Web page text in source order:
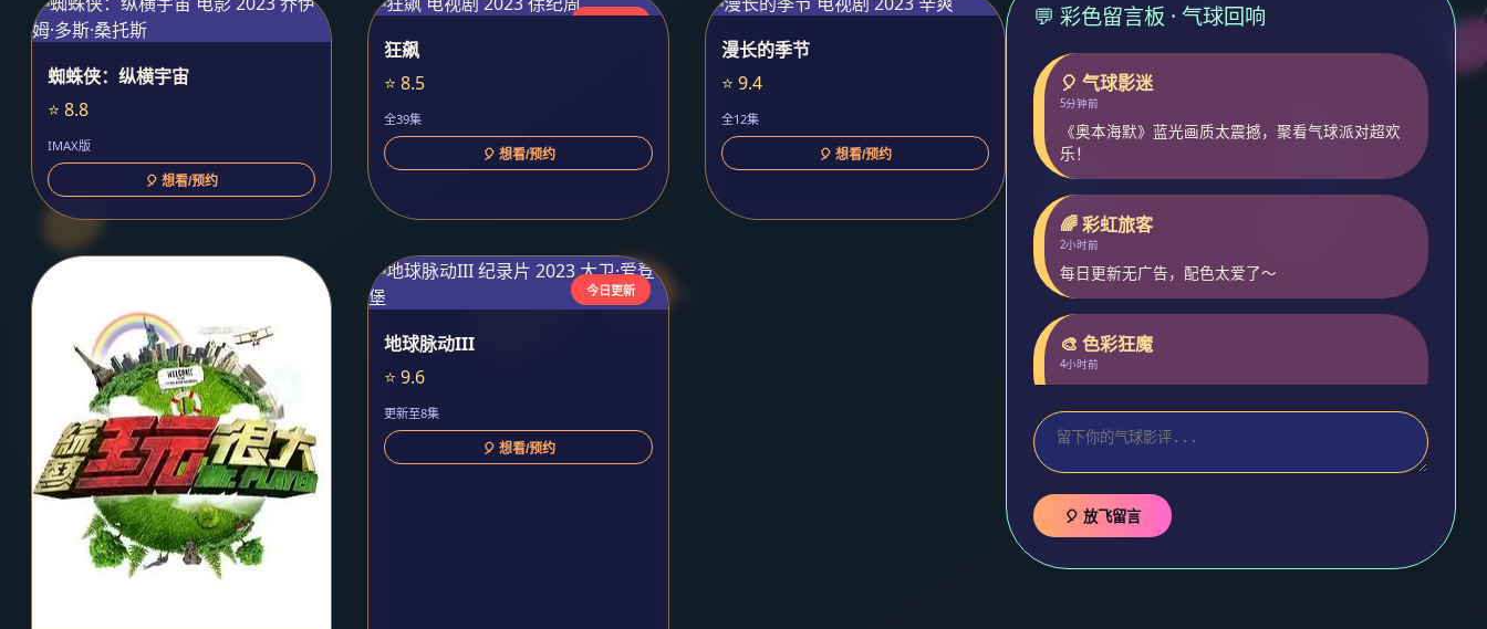
蜘蛛侠：纵横宇宙
⭐ 8.8
IMAX版
🎈 想看/预约
狂飙
⭐ 8.5
全39集
🎈 想看/预约
漫长的季节
⭐ 9.4
全12集
🎈 想看/预约
今日更新
地球脉动III
⭐ 9.6
更新至8集
🎈 想看/预约
💬 彩色留言板 · 气球回响
🎈 气球影迷
5分钟前
《奥本海默》蓝光画质太震撼，聚看气球派对超欢
乐！
🌈 彩虹旅客
2小时前
每日更新无广告，配色太爱了～
🎨 色彩狂魔
4小时前
预约了封神第二部，期待气球特别版！
🎈 放飞留言